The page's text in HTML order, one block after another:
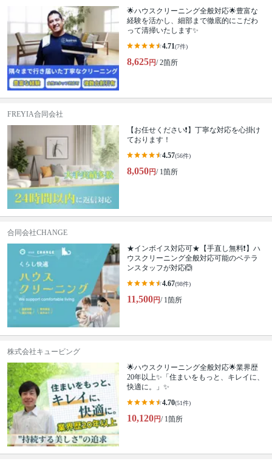
🌟ハウスクリーニング全般対応🌟豊富な
経験を活かし、細部まで徹底的にこだわ
って清掃いたします✨
4.71(7件)
8,625円/ 2箇所
FREYIA合同会社
【お任せください❗️】丁寧な対応を心掛け
ております！
4.57(56件)
8,050円/ 1箇所
合同会社CHANGE
★インボイス対応可★【手直し無料❗️】ハ
ウスクリーニング全般対応可能のベテラ
ンスタッフが対応🙆
4.67(98件)
11,500円/ 1箇所
株式会社キュービング
🌟ハウスクリーニング全般対応🌟業界歴
20年以上✨「住まいをもっと、キレイに、
快適に。」✨
4.70(51件)
10,120円/ 1箇所